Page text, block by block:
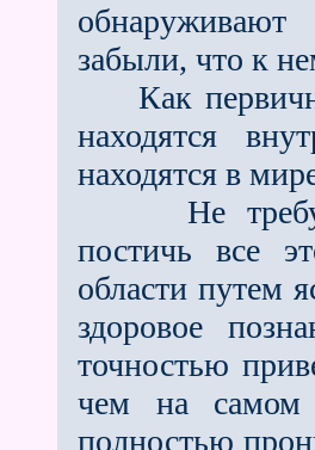
забыли, что к
Как
находятся
находятся в
Не
постичь все
области путем
здоровое
точностью
чем на самом
полностью